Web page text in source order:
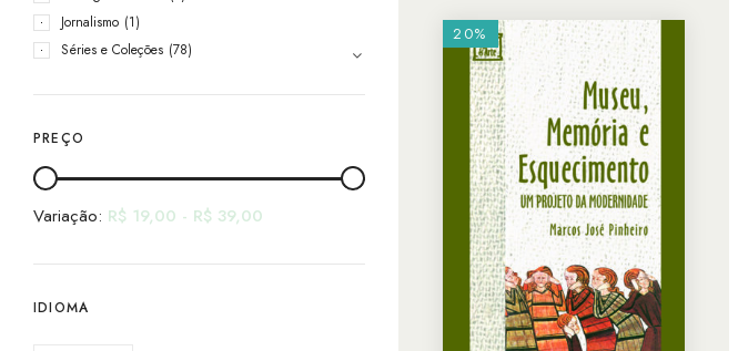
Jornalismo (1)
Séries e Coleções (78)
PREÇO
Variação: R$ 19,00 - R$ 39,00
IDIOMA
20%